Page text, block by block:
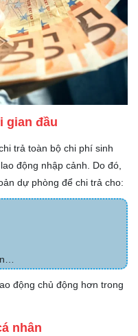
gian đầu
trả toàn bộ chi phí sinh
động nhập cảnh. Do đó,
dự phòng để chi trả cho:
động chủ động hơn trong
nhân